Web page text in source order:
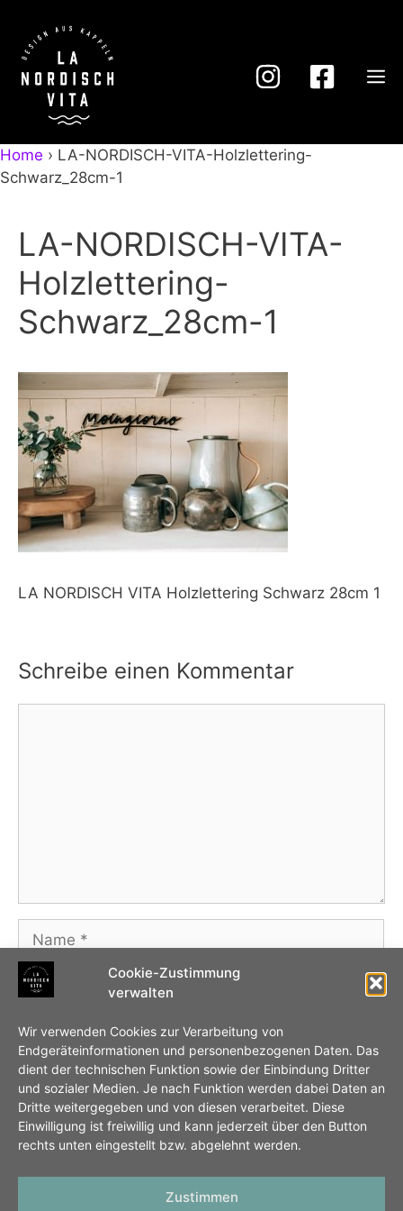
Cookie-Zustimmung
verwalten
Wir verwenden Cookies zur Verarbeitung von
Endgeräteinformationen und personenbezogenen Daten. Das
dient der technischen Funktion sowie der Einbindung Dritter
und sozialer Medien. Je nach Funktion werden dabei Daten an
Dritte weitergegeben und von diesen verarbeitet. Diese
Einwilligung ist freiwillig und kann jederzeit über den Button
rechts unten eingestellt bzw. abgelehnt werden.
Zustimmen
Inhalt
springen
Home › LA-NORDISCH-VITA-Holzlettering-
Schwarz_28cm-1
LA-NORDISCH-VITA-
Holzlettering-
Schwarz_28cm-1
LA NORDISCH VITA Holzlettering Schwarz 28cm 1
Schreibe einen Kommentar
E-
Mail-
Adresse
Website
Name, E-Mail-Adresse und Website in diesem
Browser für meinen nächsten Kommentar
speichern.